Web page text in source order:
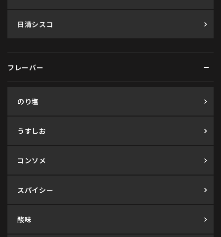
日清シスコ
フレーバー
のり塩
うすしお
コンソメ
スパイシー
酸味